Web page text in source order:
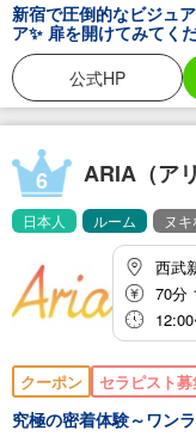
新宿で圧倒的なビジュ
ア✨️ 扉を開けてみてください❣️ 鍵をかけたら、そこ
け」の世界…️ 外の世界の騒音も、仕事のプレッシャーも、 ドアの向
こうに置いてきちゃってください。 ここは
の空間。 照明を落とし
温かいオイルと、私の
くり包み込みます。 言葉なんていらないくらいの、濃密なリラック
スタイム。 …準備はい
公式HP
6 ARIA（ア
日本人 ルーム ヌキ
西武
70分
クーポン セラピスト
究極の密着体験～ワン